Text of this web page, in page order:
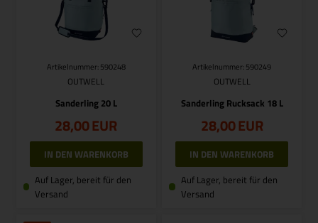
Artikelnummer: 590248
OUTWELL
Sanderling 20 L
28,00EUR
Auf Lager, bereit für den
Versand
Artikelnummer: 590249
OUTWELL
Sanderling Rucksack 18 L
28,00EUR
Auf Lager, bereit für den
Versand